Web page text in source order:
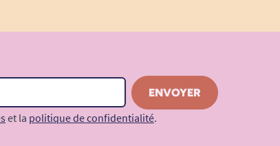
et la politique de confidentialité.